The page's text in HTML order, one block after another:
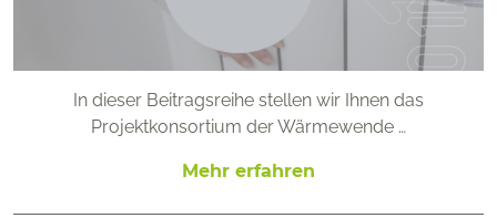
In dieser Beitragsreihe stellen wir Ihnen das
Projektkonsortium der Wärmewende …
Mehr erfahren